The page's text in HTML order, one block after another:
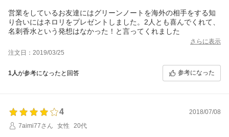
営業をしているお友達にはグリーンノートを海外の相手をする知
り合いにはネロリをプレゼントしました。2人とも喜んでくれて、
名刺香水という発想はなかった！と言ってくれました
さらに表示
注文日：2019/03/25
1人が参考になったと回答 参考になった
4
2018/07/08
7aimi77さん
女性 20代